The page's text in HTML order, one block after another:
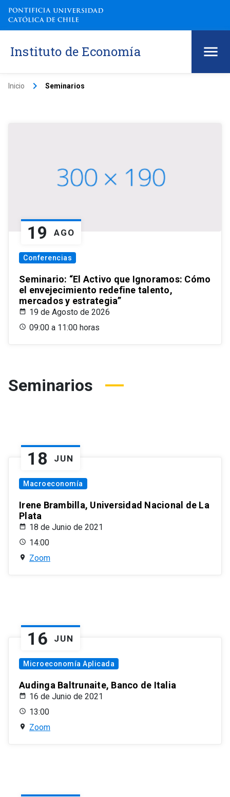
Instituto de Economía
Inicio keyboard_arrow_right Seminarios
19 AGO
Conferencias
Seminario: “El Activo que Ignoramos: Cómo
el envejecimiento redefine talento,
mercados y estrategia”
19 de Agosto de 2026
09:00 a 11:00 horas
Seminarios
18 JUN
Macroeconomía
Irene Brambilla, Universidad Nacional de La
Plata
18 de Junio de 2021
14:00
Zoom
16 JUN
Microeconomía Aplicada
Audinga Baltrunaite, Banco de Italia
16 de Junio de 2021
13:00
Zoom